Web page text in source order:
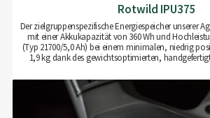
Rotwild IPU375
Der zielgruppenspezifische Energiespeicher unserer
mit einer Akkukapazität von 360 Wh und
(Typ 21700/5,0 Ah) bei einem minimalen, niedrig
1,9 kg dank des gewichtsoptimierten,